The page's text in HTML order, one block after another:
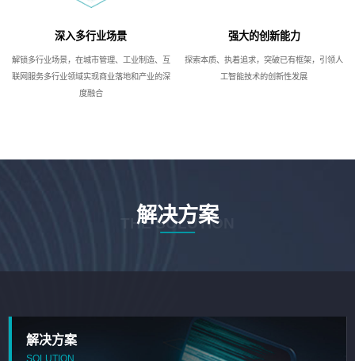
深入多行业场景
解锁多行业场景，在城市管理、工业制造、互
联网服务多行业领域实现商业落地和产业的深
度融合
强大的创新能力
探索本质、执着追求，突破已有框架，引领人
工智能技术的创新性发展
解决方案
THE SOLUTION
解决方案
SOLUTION